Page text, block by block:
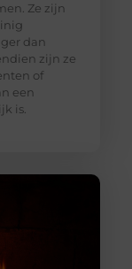
Ze zijn
dan
zijn ze
of
een
is.